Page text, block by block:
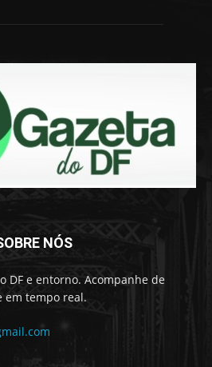
NÓS
DF e entorno. Acompanhe de
em tempo real.